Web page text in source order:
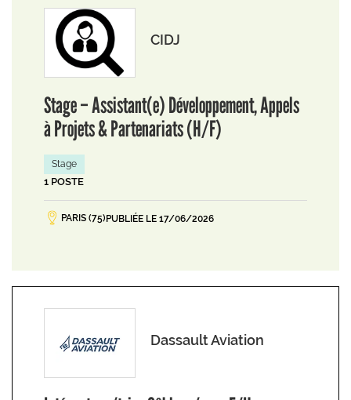
CIDJ
Stage – Assistant(e) Développement, Appels
à Projets & Partenariats (H/F)
Stage
1 POSTE
PARIS (75) PUBLIÉE LE 17/06/2026
Dassault Aviation